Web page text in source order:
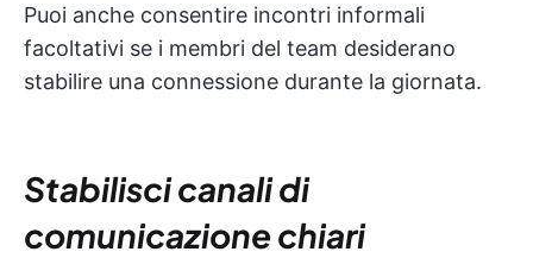
Puoi anche consentire incontri informali
facoltativi se i membri del team desiderano
stabilire una connessione durante la giornata.
Stabilisci canali di
comunicazione chiari